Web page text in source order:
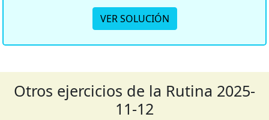
VER SOLUCIÓN
Otros ejercicios de la Rutina 2025-
11-12